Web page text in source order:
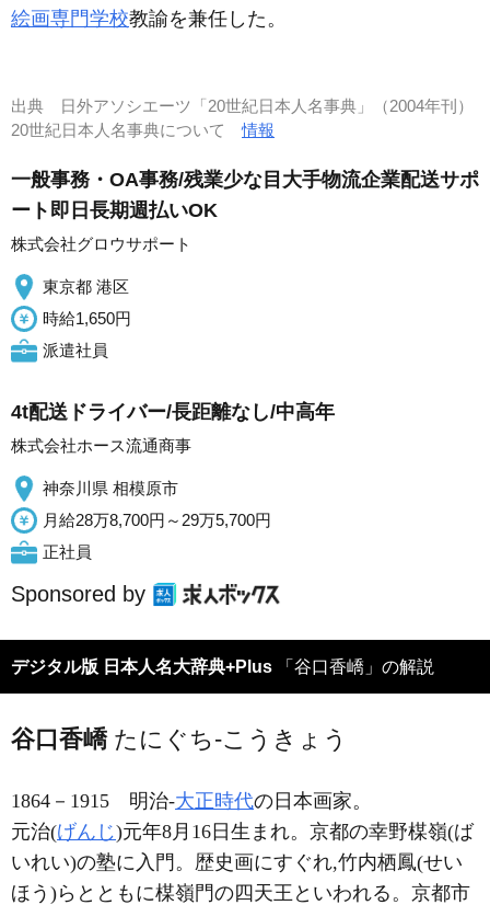
絵画専門学校教諭を兼任した。
出典
日外アソシエーツ「20世紀日本人名事典」（2004年刊）
20世紀日本人名事典について情報
一般事務・OA事務/残業少な目大手物流企業配送サポ
ート即日長期週払いOK
株式会社グロウサポート
東京都 港区
時給1,650円
派遣社員
4t配送ドライバー/長距離なし/中高年
株式会社ホース流通商事
神奈川県 相模原市
月給28万8,700円～29万5,700円
正社員
Sponsored by
デジタル版 日本人名大辞典+Plus 「谷口香嶠」の解説
谷口香嶠 たにぐち-こうきょう
1864－1915 明治-大正時代の日本画家。
元治(げんじ)元年8月16日生まれ。京都の幸野楳嶺(ば
いれい)の塾に入門。歴史画にすぐれ,竹内栖鳳(せい
ほう)らとともに楳嶺門の四天王といわれる。京都市